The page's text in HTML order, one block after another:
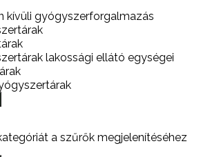
kívüli gyógyszerforgalmazás
lakossági ellátó egységei
a szűrők megjelenítéséhez